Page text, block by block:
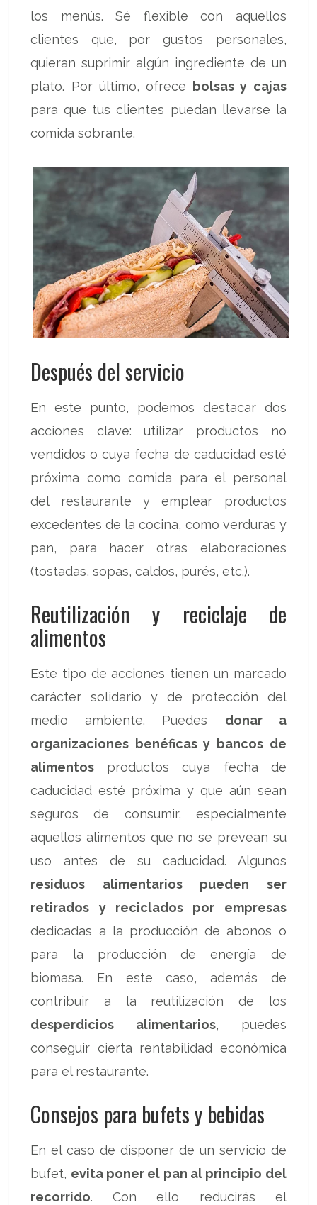
los menús. Sé flexible con aquellos
clientes que, por gustos personales,
quieran suprimir algún ingrediente de un
plato. Por último, ofrece
bolsas y cajas
para que tus clientes puedan llevarse la
comida sobrante.
Después del servicio
En este punto, podemos destacar dos
acciones clave: utilizar productos no
vendidos o cuya fecha de caducidad esté
próxima como comida para el personal
del restaurante y emplear productos
excedentes de la cocina, como verduras y
pan, para hacer otras elaboraciones
(tostadas, sopas, caldos, purés, etc.).
Reutilización y reciclaje de
alimentos
Este tipo de acciones tienen un marcado
carácter solidario y de protección del
medio ambiente. Puedes donar a
organizaciones benéficas y bancos de
alimentos productos cuya fecha de
caducidad esté próxima y que aún sean
seguros de consumir, especialmente
aquellos alimentos que no se prevean su
uso antes de su caducidad. Algunos
residuos alimentarios pueden ser
retirados y reciclados por empresas
dedicadas a la producción de abonos o
para la producción de energía de
biomasa. En este caso, además de
contribuir a la reutilización de los
desperdicios alimentarios, puedes
conseguir cierta rentabilidad económica
para el restaurante.
Consejos para bufets y bebidas
En el caso de disponer de un servicio de
bufet, evita poner el pan al principio del
recorrido. Con ello reducirás el